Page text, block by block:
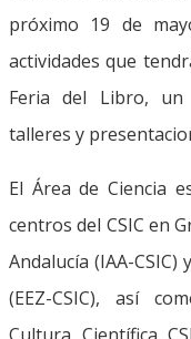
próximo 19 de
actividades que
Feria del Libro, un
talleres y
El Área de Ciencia
centros del CSIC en
Andalucía (IAA-
(EEZ-CSIC), así